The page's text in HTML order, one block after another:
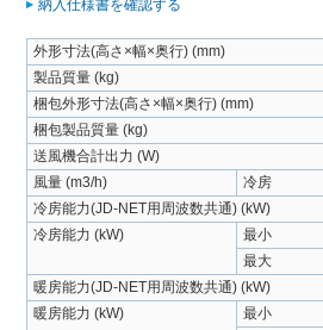
納入仕様書を確認する
外形寸法(高さ×幅×奥行) (mm)
製品質量 (kg)
梱包外形寸法(高さ×幅×奥行) (mm)
梱包製品質量 (kg)
送風機合計出力 (W)
風量 (m3/h)
冷房
冷房能力(JD-NET用周波数共通) (kW)
冷房能力 (kW)
最小
最大
暖房能力(JD-NET用周波数共通) (kW)
暖房能力 (kW)
最小